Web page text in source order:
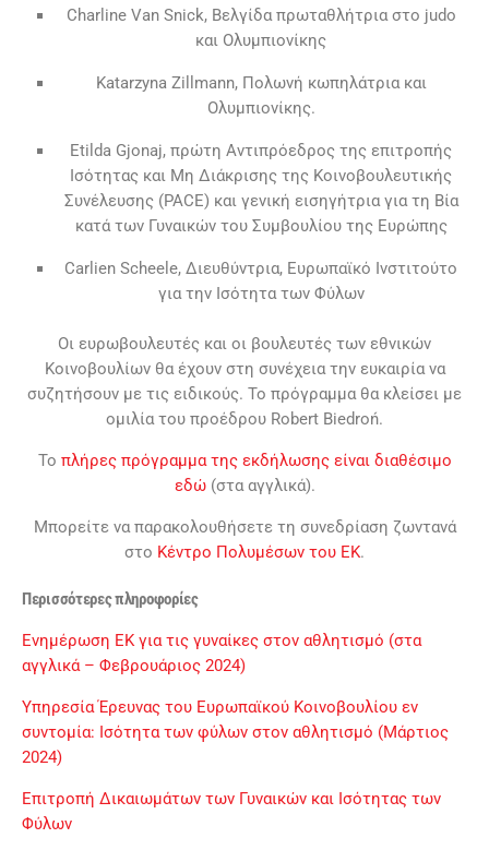
Charline Van Snick, Βελγίδα πρωταθλήτρια στο judo
και Ολυμπιονίκης
Katarzyna Zillmann, Πολωνή κωπηλάτρια και
Ολυμπιονίκης.
Etilda Gjonaj, πρώτη Αντιπρόεδρος της επιτροπής
Ισότητας και Μη Διάκρισης της Κοινοβουλευτικής
Συνέλευσης (PACE) και γενική εισηγήτρια για τη Βία
κατά των Γυναικών του Συμβουλίου της Ευρώπης
Carlien Scheele, Διευθύντρια, Ευρωπαϊκό Ινστιτούτο
για την Ισότητα των Φύλων
Οι ευρωβουλευτές και οι βουλευτές των εθνικών
Κοινοβουλίων θα έχουν στη συνέχεια την ευκαιρία να
συζητήσουν με τις ειδικούς. Το πρόγραμμα θα κλείσει με
ομιλία του προέδρου Robert Biedroń.
Το πλήρες πρόγραμμα της εκδήλωσης είναι διαθέσιμο
εδώ(στα αγγλικά).
Μπορείτε να παρακολουθήσετε τη συνεδρίαση ζωντανά
στο Κέντρο Πολυμέσων του ΕΚ.
Περισσότερες πληροφορίες
Ενημέρωση ΕΚ για τις γυναίκες στον αθλητισμό (στα
αγγλικά – Φεβρουάριος 2024)
Υπηρεσία Έρευνας του Ευρωπαϊκού Κοινοβουλίου εν
συντομία: Ισότητα των φύλων στον αθλητισμό (Μάρτιος
2024)
Επιτροπή Δικαιωμάτων των Γυναικών και Ισότητας των
Φύλων